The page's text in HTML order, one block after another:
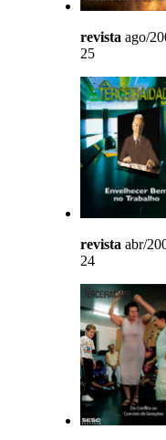
revista ago/
25
revista abr/
24